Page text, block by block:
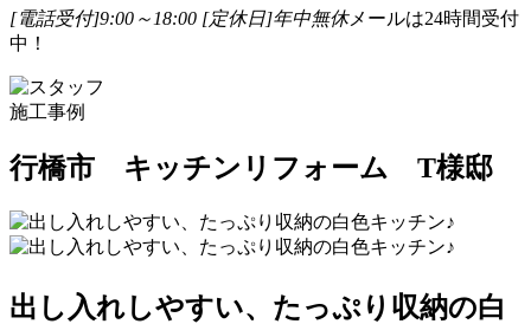
[電話受付]9:00～18:00 [定休日]年中無休メールは24時間受付
中！
施工事例
行橋市 キッチンリフォーム T様邸
出し入れしやすい、たっぷり収納の白